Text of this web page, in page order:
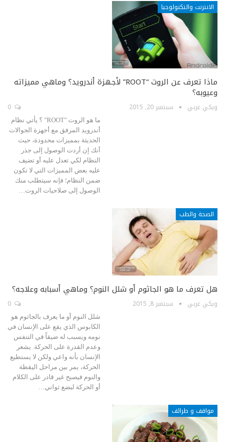
الانترنت والتكنولوجيا
ماذا تعرف عن الروت “ROOT” لأجهزة أندرويد؟ وماهي مميزاته
وعيوبه؟
ويكي عربي سبتمبر 20, 2015
ما هو الروت "ROOT" ؟ يأتي نظام
أندرويد المرفق مع أجهزة الجوالات
الحديثة بمميزات محدودة، حيث
أنك إن أردت الوصول إلى جذر
النظام لكي تعدل عليه أو تضيف
عليه بعض المميزات التي لا تكون
ضمن النظام؛ فإنه سيتطلب منك
الوصول إلى صلاحيات الروت…
الصحة والطب
هل تعرف ما هو الجاثوم أو شلل النوم؟ وماهي أسبابه وعلاجه؟
ويكي عربي سبتمبر 8, 2015
شلل النوم أو ما يعرف بالجاثوم هو
الكابوس الذي يقع على الإنسان في
نومه ويسبب له ضيقاً في التنفس
وعدم القدرة على الحركة. يشعر
الإنسان بأنه واعي ولكن لا يستطيع
الحركة، يمر بين مراحل اليقظة
والنوم فيصبح غير قادر على الكلام
أو الحركة لبضع ثواني…
مواقف و طرائف